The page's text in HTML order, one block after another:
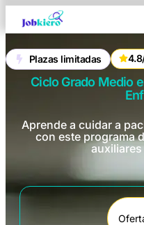
Plazas limitadas
Ciclo Grado Medio
Aprende a cuidar a
con este programa